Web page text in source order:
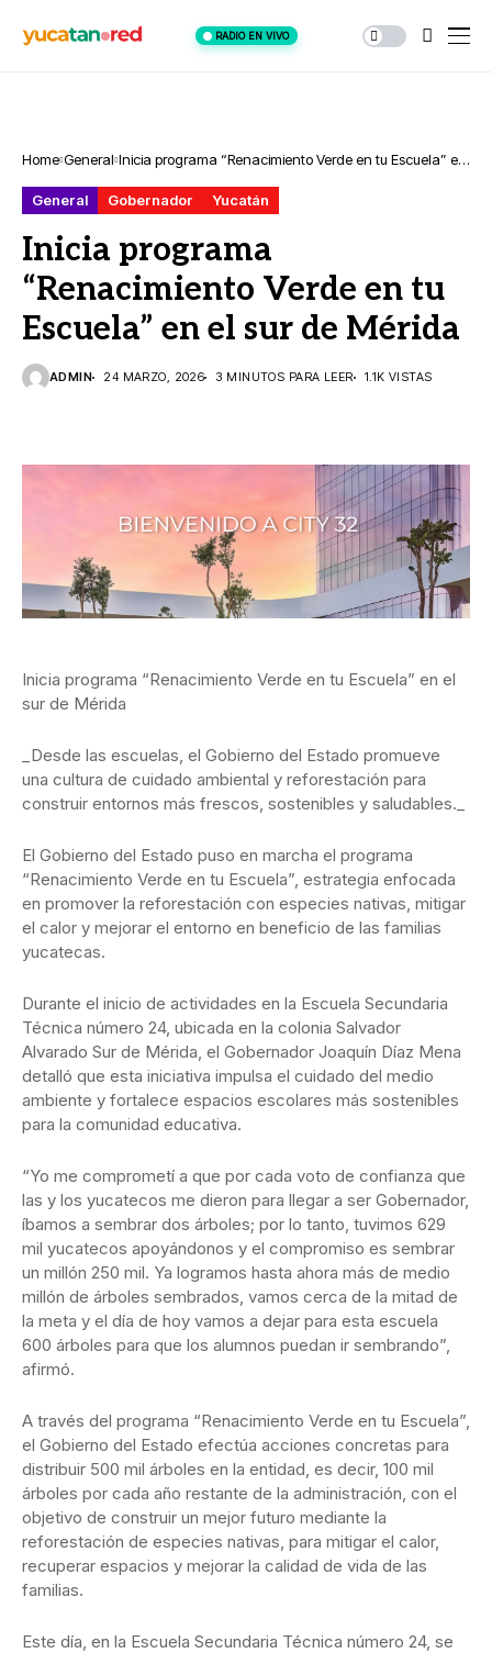
RADIO EN VIVO
Home General Inicia programa “Renacimiento Verde en tu Escuela” en
General
Gobernador Yucatán
Inicia programa
“Renacimiento Verde en tu
Escuela” en el sur de Mérida
ADMIN 24 MARZO, 2026 3 MINUTOS PARA LEER 1.1K VISTAS
Inicia programa “Renacimiento Verde en tu Escuela” en el
sur de Mérida
_Desde las escuelas, el Gobierno del Estado promueve
una cultura de cuidado ambiental y reforestación para
construir entornos más frescos, sostenibles y saludables._
El Gobierno del Estado puso en marcha el programa
“Renacimiento Verde en tu Escuela”, estrategia enfocada
en promover la reforestación con especies nativas, mitigar
el calor y mejorar el entorno en beneficio de las familias
yucatecas.
Durante el inicio de actividades en la Escuela Secundaria
Técnica número 24, ubicada en la colonia Salvador
Alvarado Sur de Mérida, el Gobernador Joaquín Díaz Mena
detalló que esta iniciativa impulsa el cuidado del medio
ambiente y fortalece espacios escolares más sostenibles
para la comunidad educativa.
“Yo me comprometí a que por cada voto de confianza que
las y los yucatecos me dieron para llegar a ser Gobernador,
íbamos a sembrar dos árboles; por lo tanto, tuvimos 629
mil yucatecos apoyándonos y el compromiso es sembrar
un millón 250 mil. Ya logramos hasta ahora más de medio
millón de árboles sembrados, vamos cerca de la mitad de
la meta y el día de hoy vamos a dejar para esta escuela
600 árboles para que los alumnos puedan ir sembrando”,
afirmó.
A través del programa “Renacimiento Verde en tu Escuela”,
el Gobierno del Estado efectúa acciones concretas para
distribuir 500 mil árboles en la entidad, es decir, 100 mil
árboles por cada año restante de la administración, con el
objetivo de construir un mejor futuro mediante la
reforestación de especies nativas, para mitigar el calor,
recuperar espacios y mejorar la calidad de vida de las
familias.
Este día, en la Escuela Secundaria Técnica número 24, se